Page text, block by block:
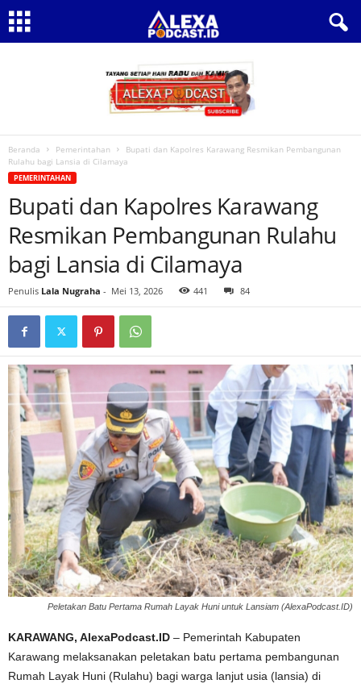
Beranda Pemerintahan
Bupati dan Kapolres Karawang Resmikan Pembangunan
Rulahu bagi Lansia di Cilamaya‎
PEMERINTAHAN
Bupati dan Kapolres Karawang
Resmikan Pembangunan Rulahu
bagi Lansia di Cilamaya‎
Penulis Lala Nugraha - Mei 13, 2026 441 84
Peletakan Batu Pertama Rumah Layak Huni untuk Lansiam (AlexaPodcast.ID)
KARAWANG, AlexaPodcast.ID – Pemerintah Kabupaten
Karawang melaksanakan peletakan batu pertama pembangunan
Rumah Layak Huni (Rulahu) bagi warga lanjut usia (lansia) di